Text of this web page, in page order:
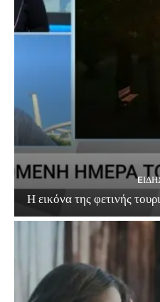
Η εικόνα της φετινής